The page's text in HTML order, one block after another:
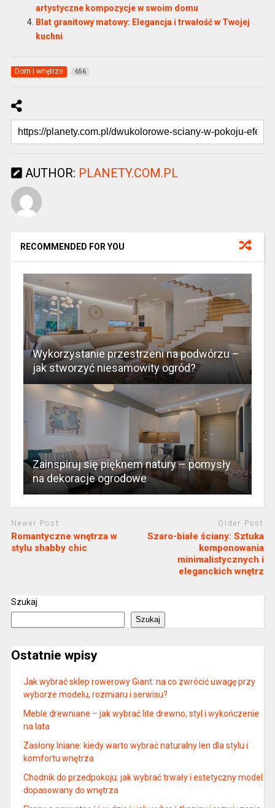
artystyczne kompozycje w swoim domu
Blat granitowy matowy: Elegancja i trwałość w Twojej
kuchni
Dom i wnętrze 656
AUTHOR: PLANETY.COM.PL
RECOMMENDED FOR YOU
Wykorzystanie przestrzeni na podwórzu –
jak stworzyć niesamowity ogród?
Zainspiruj się pięknem natury – pomysły
na dekoracje ogrodowe
Newer Post
Romantyczne wnętrza w
stylu shabby chic
Older Post
Szaro-białe ściany: Sztuka
komponowania
minimalistycznych i
eleganckich wnętrz
Szukaj
Szukaj
Ostatnie wpisy
Jak wybrać sklep rowerowy Giant: na co zwrócić uwagę przy
wyborze modelu, rozmiaru i serwisu?
Meble drewniane – jak wybrać lite drewno, styl i wykończenie
na lata
Zasłony lniane: kiedy warto wybrać naturalny len dla stylu i
komfortu wnętrza
Chodnik do przedpokoju: jak wybrać trwały i estetyczny model
dopasowany do wnętrza